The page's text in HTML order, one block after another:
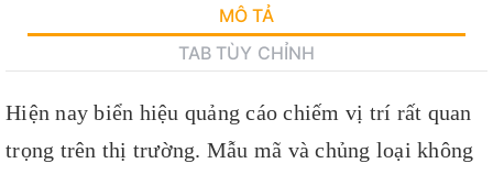
MÔ TẢ
TAB TÙY CHỈNH
Hiện nay biển hiệu quảng cáo chiếm vị trí rất quan
trọng trên thị trường. Mẫu mã và chủng loại không